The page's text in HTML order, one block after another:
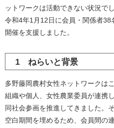
ットワークは活動できない状況で
令和4年1月12日に会員・関係者
開催を支援しました。
1 ねらいと背景
多野藤岡農村女性ネットワークは
組織や個人、女性農業委員が連携
同社会参画を推進してきました。
空白期間を埋めるため、会員間の